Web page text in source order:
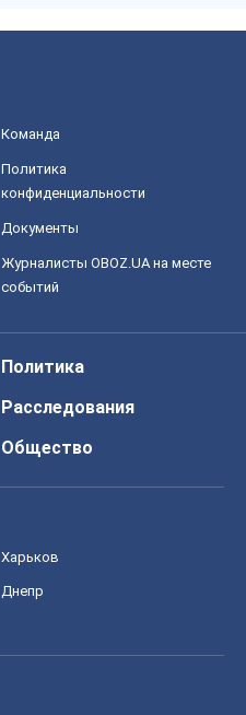
Команда
Политика
конфиденциальности
Документы
Журналисты OBOZ.UA на месте
событий
Политика
Расследования
Общество
Харьков
Днепр